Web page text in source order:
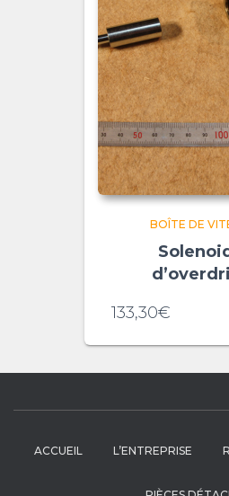
BOÎTE DE
133,30€
ACCUEIL L’ENTREPRISE